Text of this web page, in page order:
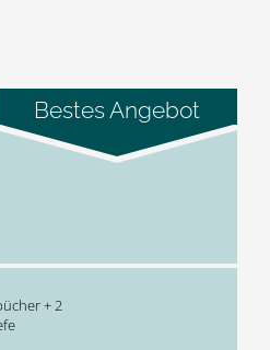
+ 2